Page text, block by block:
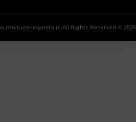
All Rights Reserved © 2025